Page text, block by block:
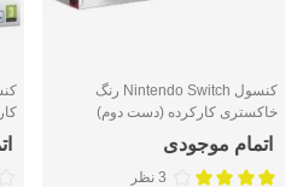
کنسول Nintendo Switch رنگ
خاکستری کارکرده (دست دوم)
اتمام موجودی
3 نظر